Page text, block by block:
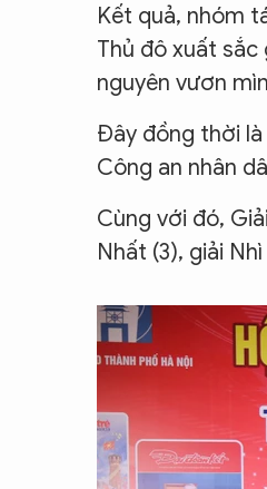
Kết quả, nhóm
Thủ đô xuất sắc
nguyên vươn
Đây đồng thời là
Công an nhân
Cùng với đó,
Nhất (3), giải